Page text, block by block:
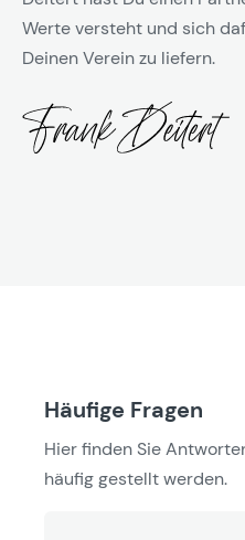
Werte versteht und sich
Deinen Verein zu liefern.
Häufige Fragen
Hier finden Sie
häufig gestellt werden.